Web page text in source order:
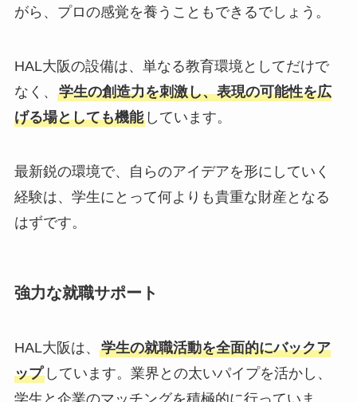
がら、プロの感覚を養うこともできるでしょう。
HAL大阪の設備は、単なる教育環境としてだけで
なく、 学生の創造力を刺激し、表現の可能性を広
げる場としても機能しています。
最新鋭の環境で、自らのアイデアを形にしていく
経験は、学生にとって何よりも貴重な財産となる
はずです。
強力な就職サポート
HAL大阪は、 学生の就職活動を全面的にバックア
ップしています。業界との太いパイプを活かし、